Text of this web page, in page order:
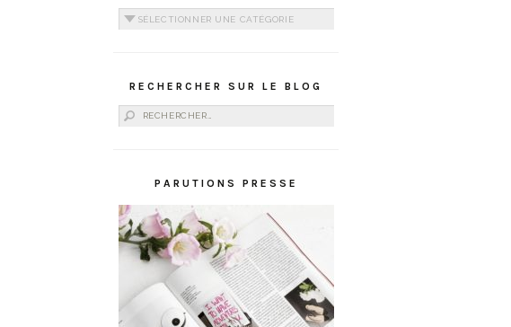
Catégories
RECHERCHER SUR LE BLOG
Rechercher :
PARUTIONS PRESSE